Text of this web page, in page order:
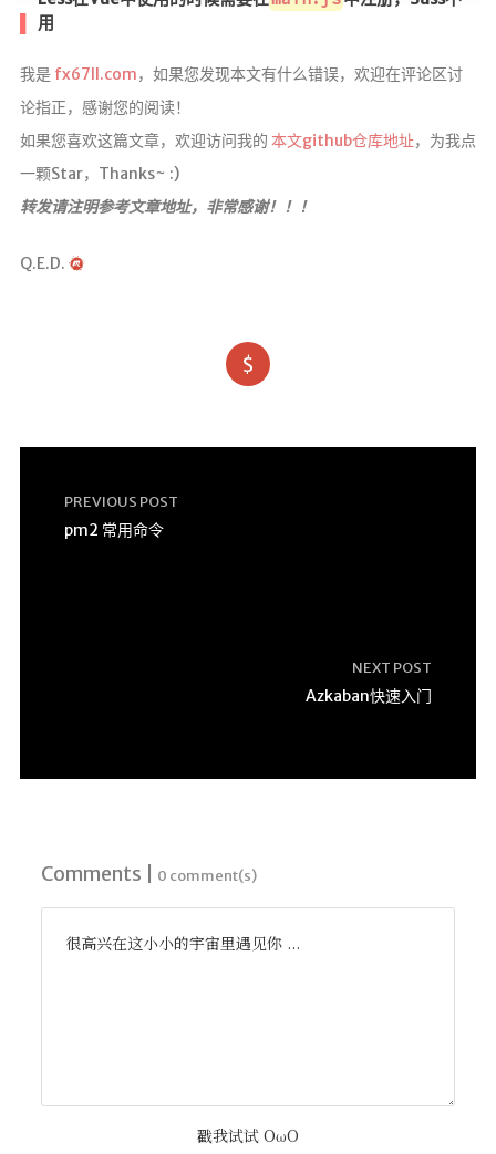
用
我是 fx67ll.com，如果您发现本文有什么错误，欢迎在评论区讨
论指正，感谢您的阅读！
如果您喜欢这篇文章，欢迎访问我的 本文github仓库地址，为我点
一颗Star，Thanks~ :)
转发请注明参考文章地址，非常感谢！！！
Q.E.D.
$
PREVIOUS POST
pm2 常用命令
NEXT POST
Azkaban快速入门
Comments | 0 comment(s)